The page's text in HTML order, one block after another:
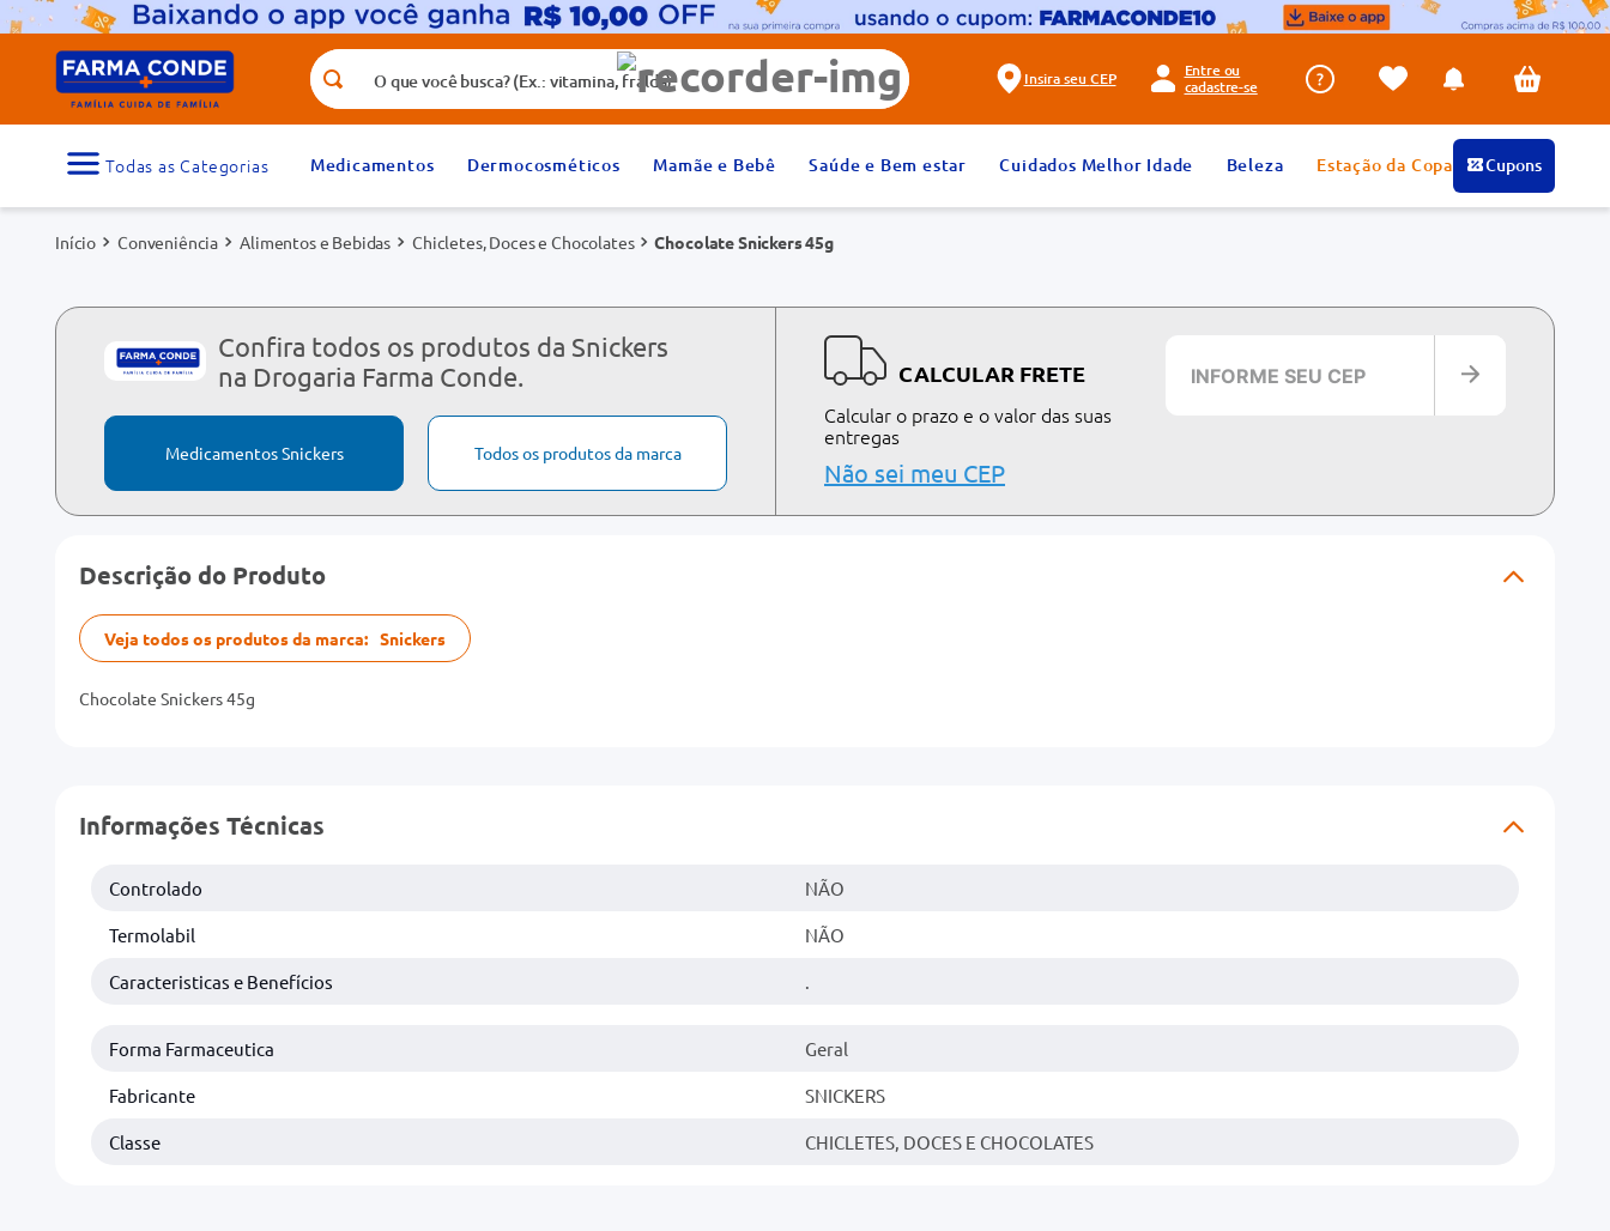
O que você busca? (Ex.: vitamina, fralda)
Insira seu CEP
Entre ou
cadastre-se
Medicamentos Dermocosméticos Mamãe e Bebê Saúde e Bem estar Cuidados Melhor Idade Beleza Estação da Copa Cupons
Conveniência Alimentos e Bebidas Chicletes, Doces e Chocolates Chocolate Snickers 45g
Confira todos os produtos da Snickers
na Drogaria Farma Conde.
Medicamentos Snickers Todos os produtos da marca
CALCULAR FRETE
Calcular o prazo e o valor das suas
entregas
Não sei meu CEP
Descrição do Produto
Veja todos os produtos da marca: Snickers
Chocolate Snickers 45g
Informações Técnicas
Controlado NÃO
Termolabil NÃO
Caracteristicas e Benefícios
Forma Farmaceutica Geral
Fabricante SNICKERS
Classe CHICLETES, DOCES E CHOCOLATES
Termos mais buscados
1
medicamento 2º
fralda
5º dipirona 6º
absorvente